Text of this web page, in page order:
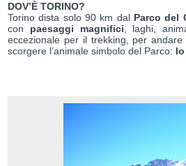
DOV’È TORINO?
Torino dista solo 90 km dalParco del
con paesaggi magnifici , laghi,
eccezionale per il trekking, per
scorgere l’animale simbolo del Parco: